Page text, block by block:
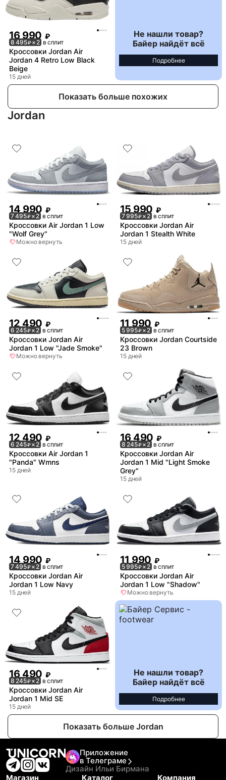
16 990 ₽
8 495₽× 2 в сплит
Кроссовки Jordan Air
Jordan 4 Retro Low Black
Beige
15 дней
Не нашли товар?
Байер найдёт всё
Подробнее
Показать больше похожих
Jordan
14 990 ₽
7 495₽× 2 в сплит
Кроссовки Air Jordan 1 Low
"Wolf Grey"
Можно вернуть
15 990 ₽
7 995₽× 2 в сплит
Кроссовки Jordan Air
Jordan 1 Stealth White
15 дней
12 490 ₽
6 245₽× 2 в сплит
Кроссовки Jordan Air
Jordan 1 Low "Jade Smoke"
Можно вернуть
11 990 ₽
5 995₽× 2 в сплит
Кроссовки Jordan Courtside
23 Brown
15 дней
12 490 ₽
6 245₽× 2 в сплит
Кроссовки Air Jordan 1
"Panda" Wmns
15 дней
16 490 ₽
8 245₽× 2 в сплит
Кроссовки Jordan Air
Jordan 1 Mid "Light Smoke
Grey"
15 дней
14 990 ₽
7 495₽× 2 в сплит
Кроссовки Jordan Air
Jordan 1 Low Navy
15 дней
11 990 ₽
5 995₽× 2 в сплит
Кроссовки Jordan Air
Jordan 1 Low "Shadow"
Можно вернуть
16 490 ₽
8 245₽× 2 в сплит
Кроссовки Jordan Air
Jordan 1 Mid SE
15 дней
Не нашли товар?
Байер найдёт всё
Подробнее
Показать больше Jordan
Приложение
в Телеграме
Дизайн Ильи Бирмана
Магазин
Каталог Компания